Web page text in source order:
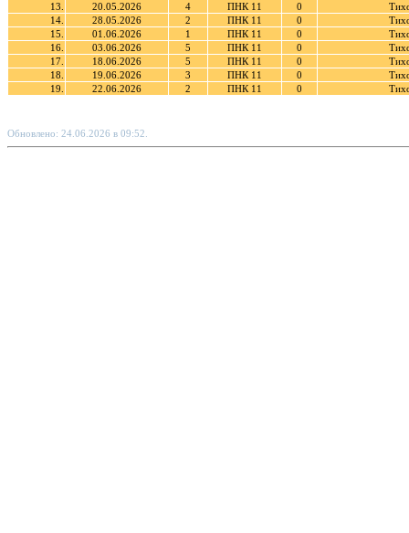
13.
20.05.2026 4 ПНК 11 0
14.
28.05.2026 2 ПНК 11 0
15.
01.06.2026 1 ПНК 11 0
16.
03.06.2026 5 ПНК 11 0
17.
18.06.2026 5 ПНК 11 0
18.
19.06.2026 3 ПНК 11 0
19.
22.06.2026 2 ПНК 11 0
Обновлено: 24.06.2026 в 09:52.